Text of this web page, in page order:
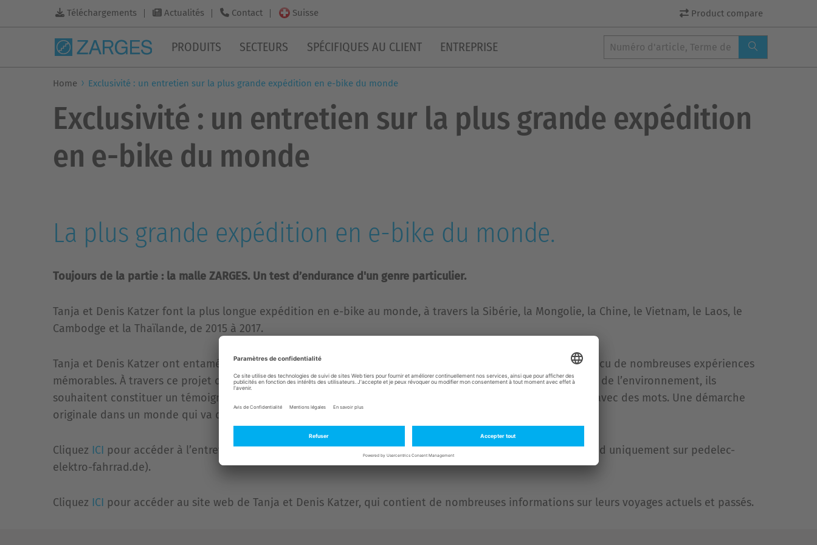
Téléchargements Actualités Contact Suisse Product compare
PRODUITS SECTEURS SPÉCIFIQUES AU CLIENT ENTREPRISE
Home Exclusivité : un entretien sur la plus grande expédition en e-bike du monde
Exclusivité : un entretien sur la plus grande expédition
en e-bike du monde
La plus grande expédition en e-bike du monde.
Toujours de la partie : la malle ZARGES. Un test d’endurance d'un genre particulier.
Tanja et Denis Katzer font la plus longue expédition en e-bike au monde, à travers la Sibérie, la Mongolie, la Chine, le Vietnam, le Laos, le
Cambodge et la Thaïlande, de 2015 à 2017.
Tanja et Denis Katzer ont entamé leur grand voyage dès 1991. Ils ont déjà parcouru quelque 340 000 km et vécu de nombreuses expériences
mémorables. À travers ce projet d'une vie, baptisé « Le grand voyage », en tant qu’ambassadeurs de la cause de l’environnement, ils
souhaitent constituer un témoignage sur l’état et la transformation de la planète Terre, décrits en image et avec des mots. Une démarche
originale dans un monde qui va de plus en plus vite chaque jour.
Cliquez ICI pour accéder à l’entretien sur le plus grand voyage en e-bike à l’échelle de la planète (en allemand uniquement sur pedelec-
elektro-fahrrad.de).
Cliquez ICI pour accéder au site web de Tanja et Denis Katzer, qui contient de nombreuses informations sur leurs voyages actuels et passés.